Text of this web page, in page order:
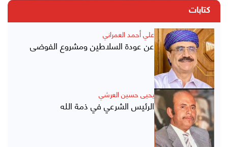
كتابات
علي أحمد العمراني
عن عودة السلاطين ومشروع الفوضى
يحيى حسين العرشي
الرئيس الشرعي في ذمة الله